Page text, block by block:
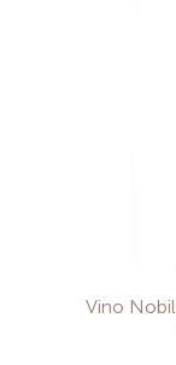
Vino